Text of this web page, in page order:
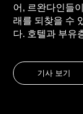
어, 르완다인들
래를 되찾을 수
다. 호텔과 부유
기사 보기